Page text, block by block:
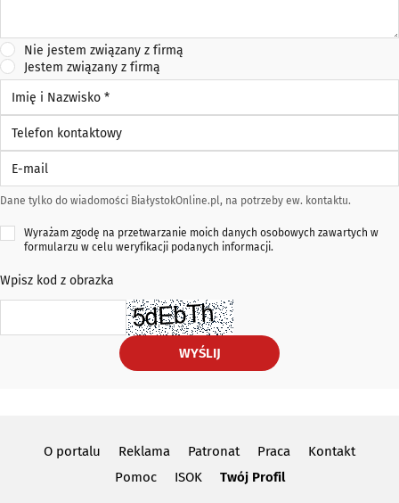
Nie jestem związany z firmą
Jestem związany z firmą
Dane tylko do wiadomości BiałystokOnline.pl, na potrzeby ew. kontaktu.
Wyrażam zgodę na przetwarzanie moich danych osobowych zawartych w
formularzu w celu weryfikacji podanych informacji.
Wpisz kod z obrazka
WYŚLIJ
O portalu Reklama Patronat Praca
Kontakt
Pomoc
ISOK Twój Profil